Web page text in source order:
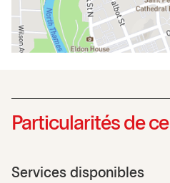
Particularités de
Services disponibles